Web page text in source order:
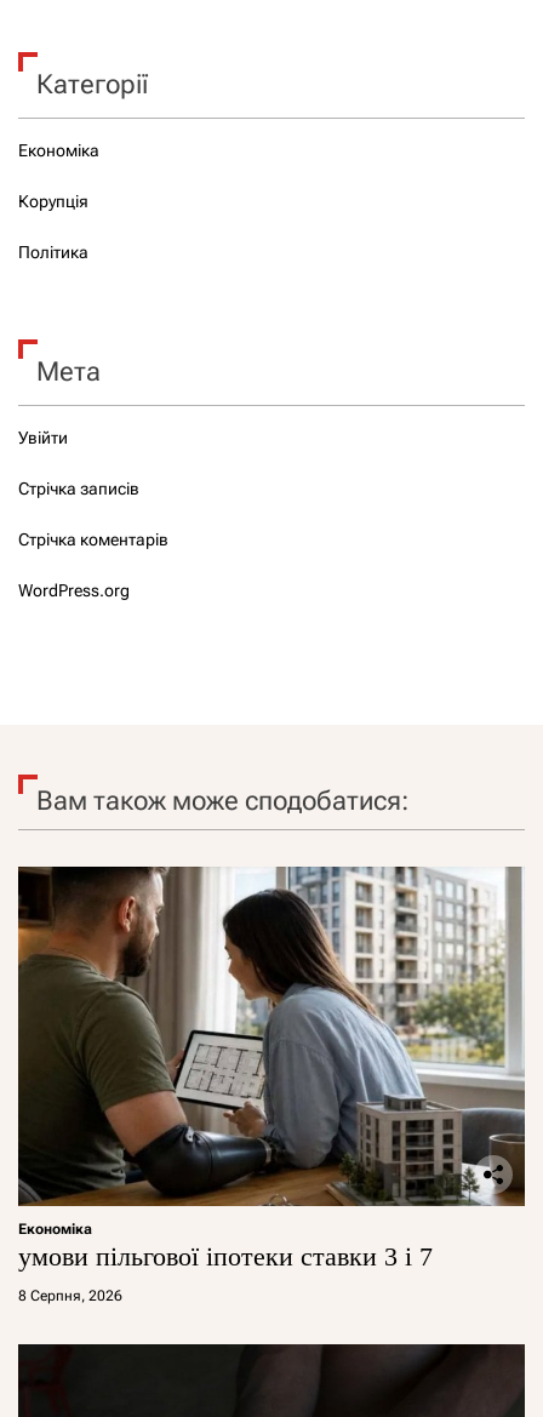
Категорії
Економіка
Корупція
Політика
Мета
Увійти
Стрічка записів
Стрічка коментарів
WordPress.org
Вам також може сподобатися:
Економіка
умови пільгової іпотеки ставки 3 і 7
8 Серпня, 2026